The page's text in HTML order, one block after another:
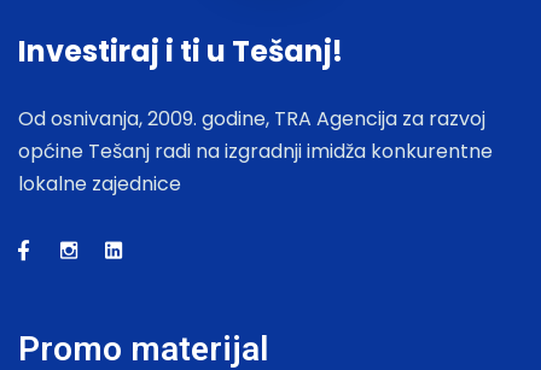
Investiraj i ti u Tešanj!
Od osnivanja, 2009. godine, TRA Agencija za razvoj
općine Tešanj radi na izgradnji imidža konkurentne
lokalne zajednice
Promo materijal